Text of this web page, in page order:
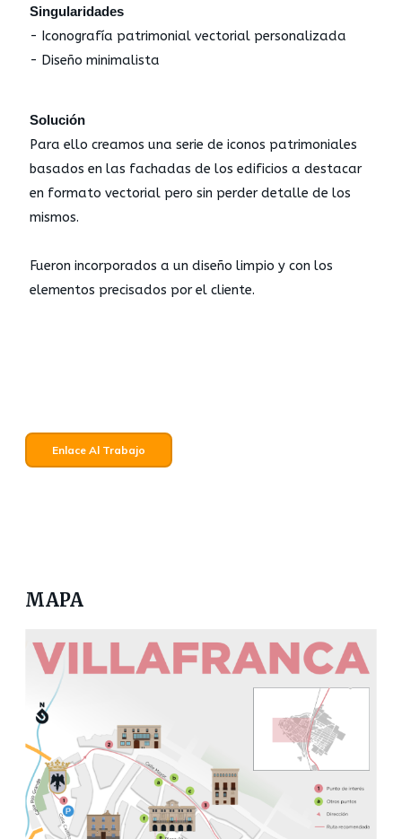
Singularidades
- Iconografía patrimonial vectorial personalizada
- Diseño minimalista
Solución
Para ello creamos una serie de iconos patrimoniales
basados en las fachadas de los edificios a destacar
en formato vectorial pero sin perder detalle de los
mismos.
Fueron incorporados a un diseño limpio y con los
elementos precisados por el cliente.
Enlace Al Trabajo
MAPA